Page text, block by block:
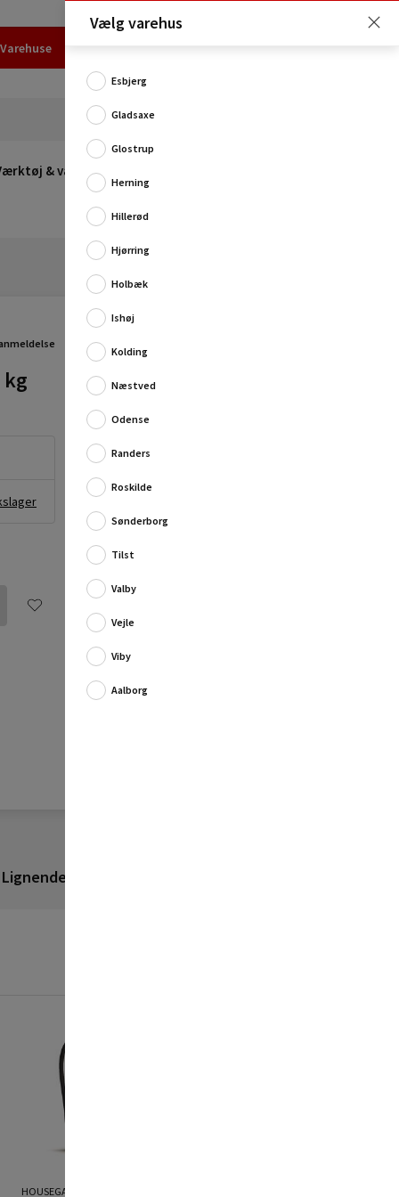
Varehuse
& værksted
Stilfuld hvid pulverslukker fra Firephant, der både har
Fuld produktbeskrivelse
Lignende produkter
HOUSEGARD
Vælg varehus
Esbjerg
Gladsaxe
Glostrup
Herning
Hillerød
Hjørring
Holbæk
Ishøj
Kolding
Næstved
Odense
Randers
Roskilde
Sønderborg
Tilst
Valby
Vejle
Viby
Aalborg